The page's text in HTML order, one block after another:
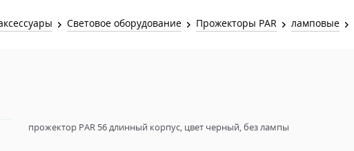
Лампы для бассейна
2х канальные модули
Световое оборудование Прожекторы PAR ламповые
прожектор PAR 56 длинный корпус, цвет черный, без лампы